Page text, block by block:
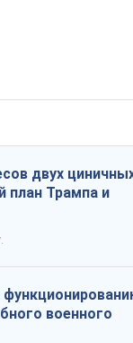
двух
план Трампа и
военного